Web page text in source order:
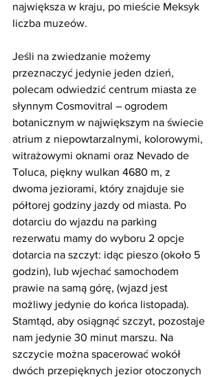
największa w kraju, po mieście Meksyk
liczba muzeów.
Jeśli na zwiedzanie możemy
przeznaczyć jedynie jeden dzień,
polecam odwiedzić centrum miasta ze
słynnym Cosmovitral – ogrodem
botanicznym w największym na świecie
atrium z niepowtarzalnymi, kolorowymi,
witrażowymi oknami oraz Nevado de
Toluca, piękny wulkan 4680 m, z
dwoma jeziorami, który znajduje sie
półtorej godziny jazdy od miasta. Po
dotarciu do wjazdu na parking
rezerwatu mamy do wyboru 2 opcje
dotarcia na szczyt: idąc pieszo (około 5
godzin), lub wjechać samochodem
prawie na samą górę, (wjazd jest
możliwy jedynie do końca listopada).
Stamtąd, aby osiągnąć szczyt, pozostaje
nam jedynie 30 minut marszu. Na
szczycie można spacerować wokół
dwóch przepięknych jezior otoczonych